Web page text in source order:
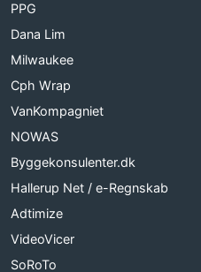
PPG
Dana Lim
Milwaukee
Cph Wrap
VanKompagniet
NOWAS
Byggekonsulenter.dk
Hallerup Net / e-Regnskab
Adtimize
VideoVicer
SoRoTo